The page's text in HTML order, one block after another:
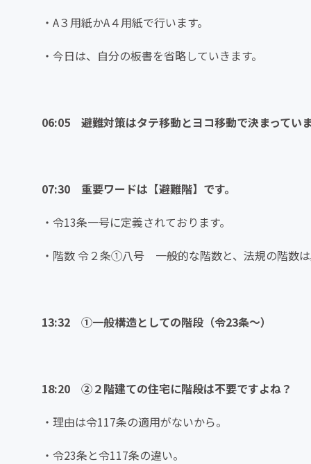
・A３用紙かA４用紙で行います。
・今日は、自分の板書を省略していきます。
06:05 避難対策はタテ移動とヨコ移動で決まっていま
07:30 重要ワードは【避難階】です。
・令13条一号に定義されております。
・階数 令２条①八号 一般的な階数と、法規の階数は
13:32 ①一般構造としての階段（令23条〜）
18:20 ②２階建ての住宅に階段は不要ですよね？
・理由は令117条の適用がないから。
・令23条と令117条の違い。